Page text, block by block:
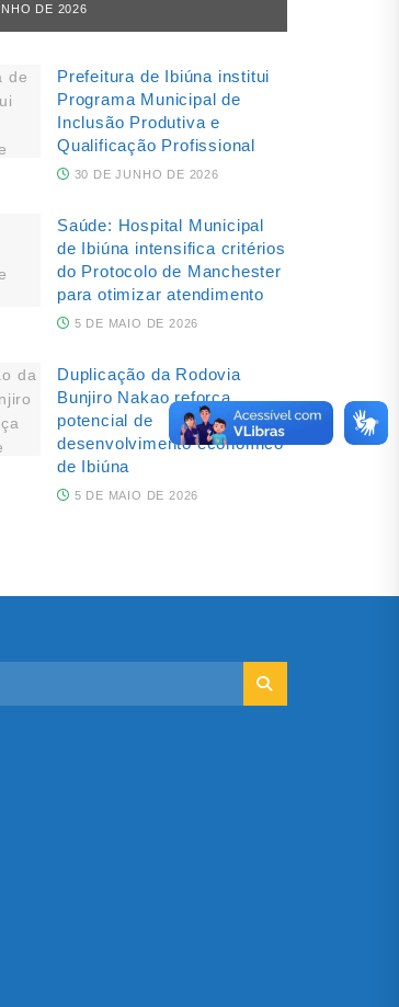
DE 2026
Prefeitura de Ibiúna institui
Programa Municipal de
Inclusão Produtiva e
Qualificação Profissional
30 DE JUNHO DE 2026
Saúde: Hospital Municipal
de Ibiúna intensifica critérios
do Protocolo de Manchester
para otimizar atendimento
5 DE MAIO DE 2026
Duplicação da Rodovia
Bunjiro Nakao reforça
potencial de
desenvolvimento econômico
de Ibiúna
5 DE MAIO DE 2026